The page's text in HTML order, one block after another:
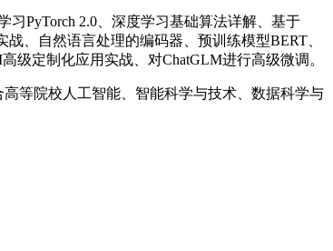
习PyTorch 2.0、深度学习基础算法详解、基于
、自然语言处理的编码器、预训练模型BERT、
级定制化应用实战、对ChatGLM进行高级微调。
等院校人工智能、智能科学与技术、数据科学与